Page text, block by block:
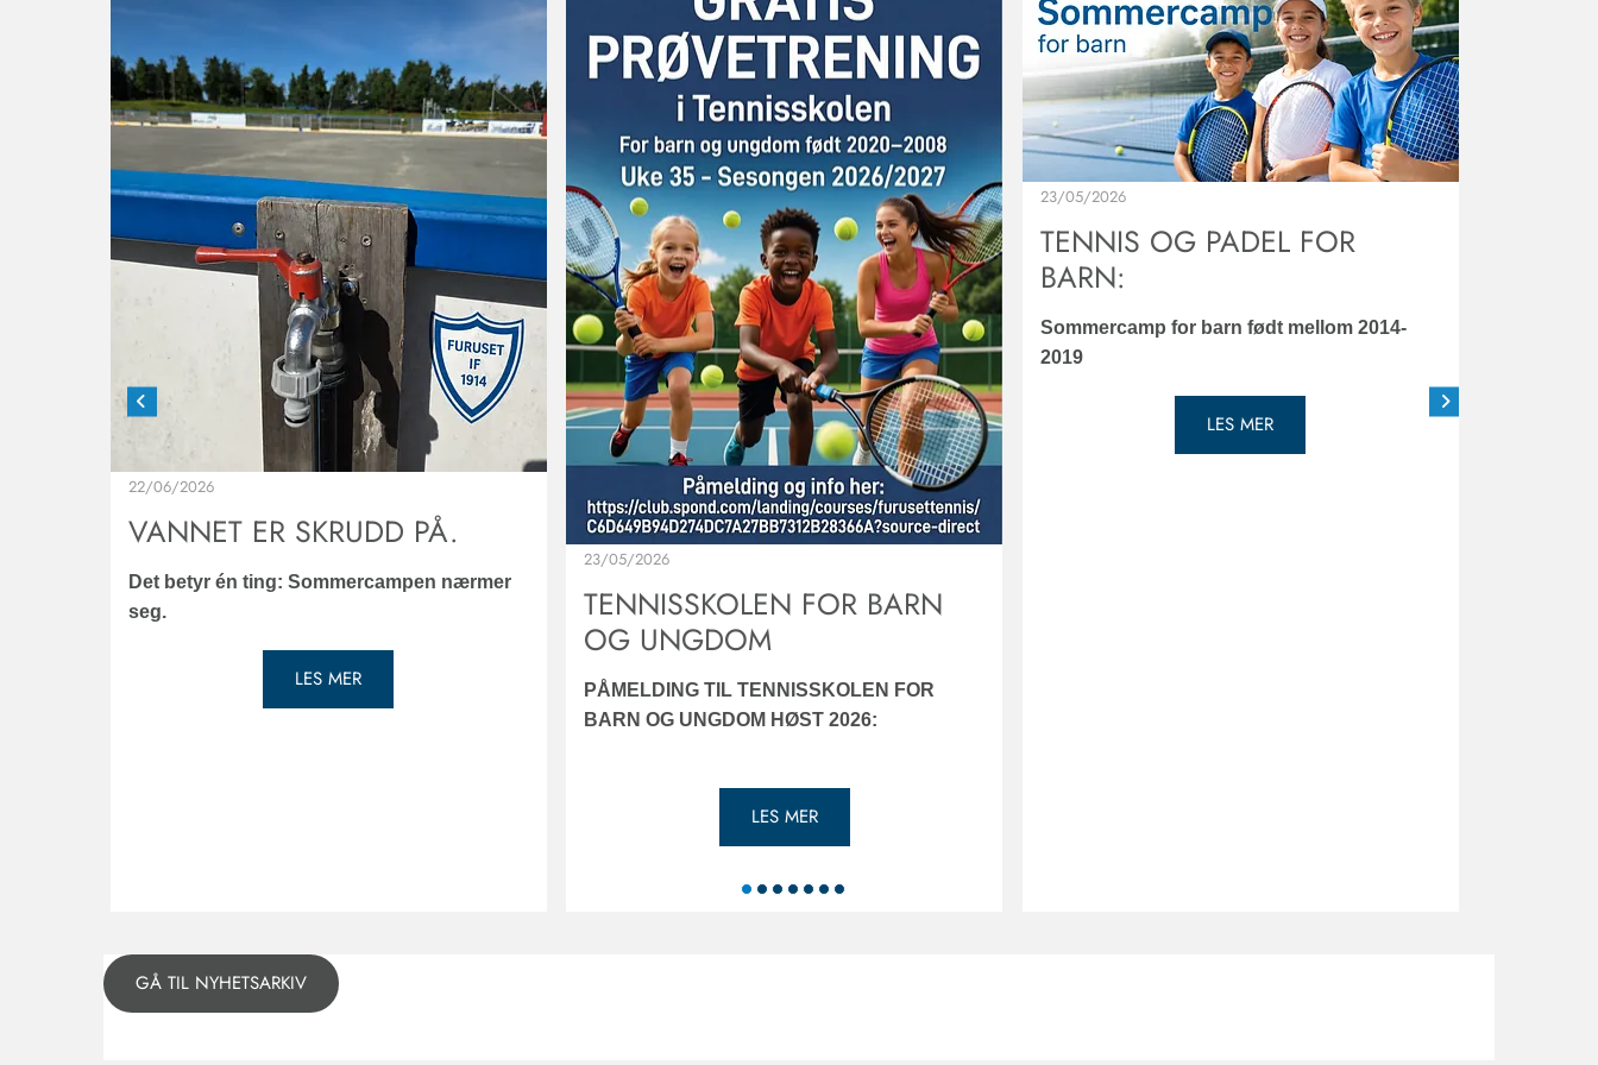
22/06/2026
VANNET ER SKRUDD PÅ.
Det betyr én ting: Sommercampen nærmer
seg.
LES MER
23/05/2026
TENNISSKOLEN FOR BARN
OG UNGDOM
PÅMELDING TIL TENNISSKOLEN FOR
BARN OG UNGDOM HØST 2026:
LES MER
23/05/2026
TENNIS OG PADEL FOR
BARN:
Sommercamp for barn født mellom 2014-
2019
LES MER
GÅ TIL NYHETSARKIV